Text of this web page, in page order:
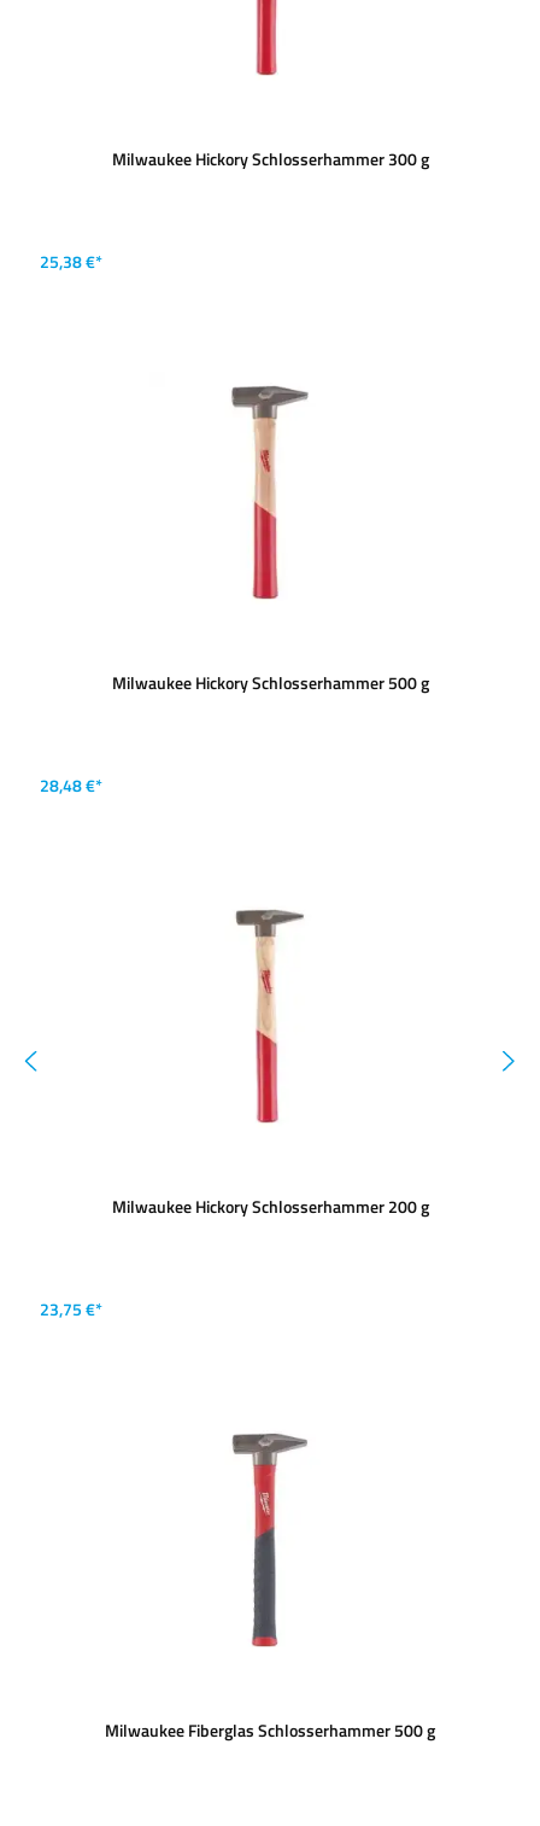
Milwaukee Hickory Schlosserhammer 300 g
25,38 €*
Milwaukee Hickory Schlosserhammer 500 g
28,48 €*
Milwaukee Hickory Schlosserhammer 200 g
23,75 €*
Milwaukee Fiberglas Schlosserhammer 500 g